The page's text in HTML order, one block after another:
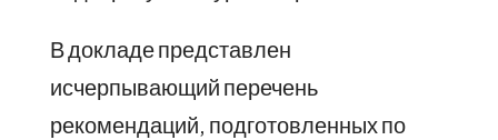
В докладе представлен
исчерпывающий перечень
рекомендаций, подготовленных по